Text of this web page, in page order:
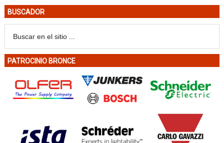
BUSCADOR
PATROCINIO BRONCE